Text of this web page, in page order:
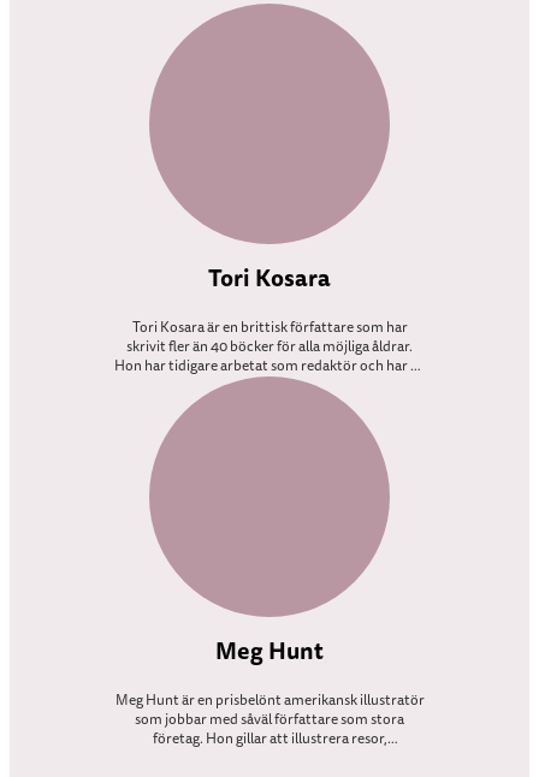
Tori Kosara
Tori Kosara är en brittisk författare som har
skrivit fler än 40 böcker för alla möjliga åldrar.
Hon har tidigare arbetat som redaktör och har en
examen i barnlitteratur från Roehampton
University. Hon bor nu i London med sin familj.
Meg Hunt
Meg Hunt är en prisbelönt amerikansk illustratör
som jobbar med såväl författare som stora
företag. Hon gillar att illustrera resor,